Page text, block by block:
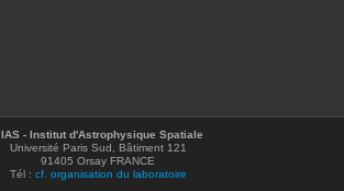
IAS - Institut d'Astrophysique Spatiale
Université Paris Sud, Bâtiment 121
91405 Orsay FRANCE
Tél : cf. organisation du laboratoire